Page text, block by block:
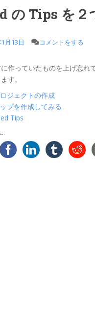
の Tips を２
月13日 コメントをする
作っていたものを上げ忘れ
す。
ジェクトの作成
プを作成してみる
Tips